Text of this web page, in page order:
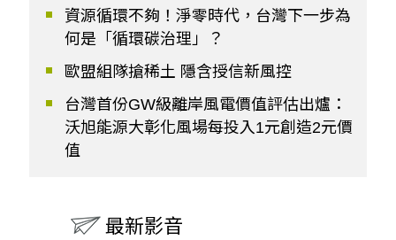
資源循環不夠！淨零時代，台灣下一步為
何是「循環碳治理」？
歐盟組隊搶稀土 隱含授信新風控
台灣首份GW級離岸風電價值評估出爐：
沃旭能源大彰化風場每投入1元創造2元價
值
最新影音